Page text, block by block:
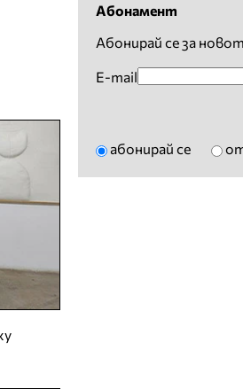
Абонамент
Абонирай се за
E-mail
абонирай се